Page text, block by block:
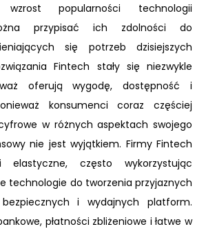
wzrost popularności technologii
przypisać ich zdolności do
się potrzeb dzisiejszych
Fintech stały się niezwykle
oferują wygodę, dostępność i
konsumenci coraz częściej
w różnych aspektach swojego
nie jest wyjątkiem. Firmy Fintech
często wykorzystując
technologie do tworzenia przyjaznych
i wydajnych platform.
płatności zbliżeniowe i łatwe w